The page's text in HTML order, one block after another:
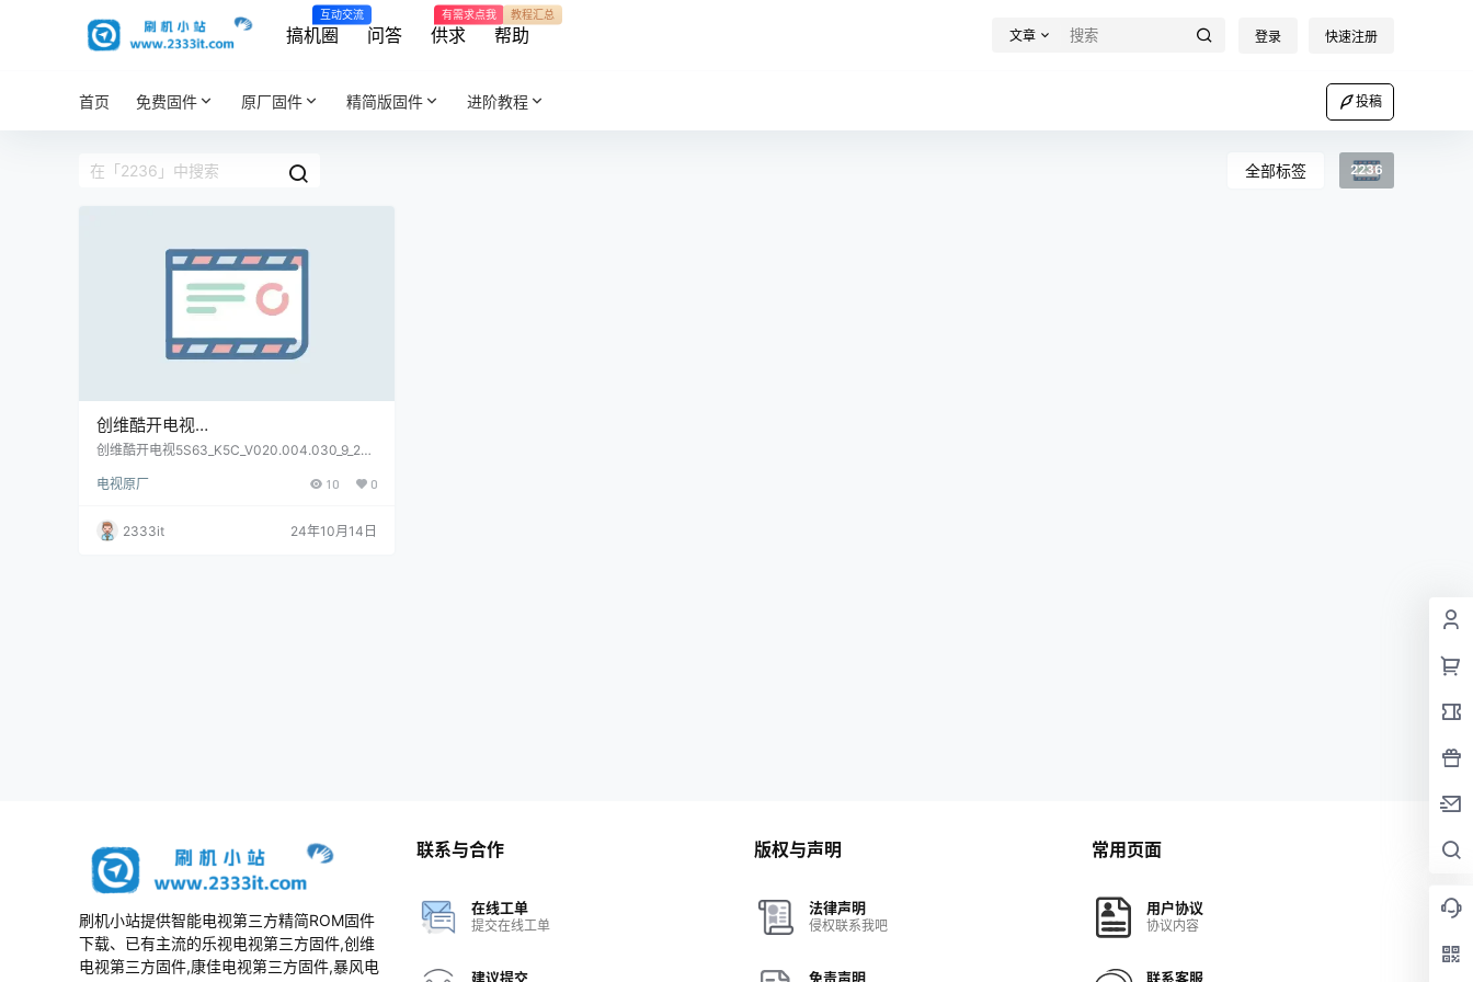
搞机圈
互动交流
问答 供求
有需求点我
帮助
教程汇总
文章 登录 快速注册
首页 免费固件 原厂固件 精简版固件 进阶教程 投稿
全部标签 2236
创维酷开电视
5S63_K5C_V020.004.030_9_2236原
创维酷开电视5S63_K5C_V020.004.030_9_223
电视原厂
10 0
2333it 24年10月14日
刷机小站提供智能电视第三方精简ROM固件
下载、已有主流的乐视电视第三方固件,创维
电视第三方固件,康佳电视第三方固件,暴风电
联系与合作
在线工单
提交在线工单
建议提交
版权与声明
法律声明
侵权联系我吧
免责声明
常用页面
用户协议
协议内容
联系客服